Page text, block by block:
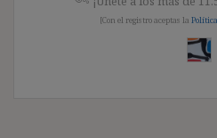
[Con el registro aceptas la